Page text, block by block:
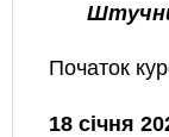
Початок
18 січня